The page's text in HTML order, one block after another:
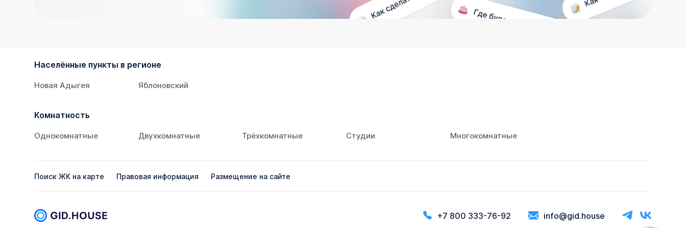
Населённые пункты в регионе
Новая Адыгея Яблоновский
Комнатность
Однокомнатные Двухкомнатные Трёхкомнатные Студии Многокомнатные
Поиск ЖК на карте Правовая информация Размещение на сайте
+7 800 333-76-92 info@gid.house